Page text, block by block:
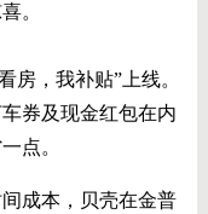
。
房，我补贴”上线。
券及现金红包在内
点。
成本，贝壳在金普